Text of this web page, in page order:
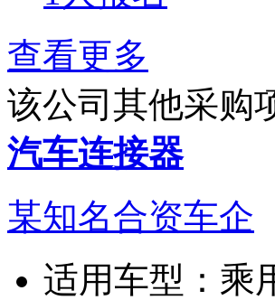
查看更多
该公司其他采购
汽车连接器
某知名合资车企
适用车型： 乘